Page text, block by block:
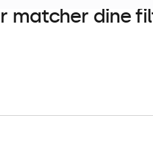
matcher dine